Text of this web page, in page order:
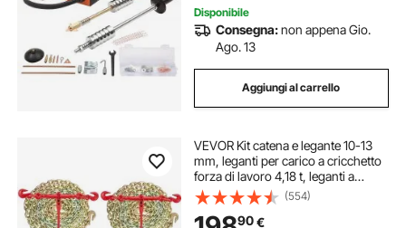
Disponibile
Consegna:non appena Gio.
Ago. 13
Aggiungi al carrello
VEVOR Kit catena e legante 10-13
mm, leganti per carico a cricchetto
forza di lavoro 4,18 t, leganti a
cricchetto e catene 10 mm x 3 m
Ganci G70, per camion,
ancoraggio, trasporto, traino
(554)
90€